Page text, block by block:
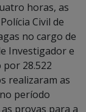
horas, as
Civil de
no cargo de
Investigador e
28.522
realizaram as
período
provas para a